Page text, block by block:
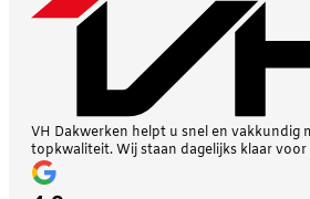
VH Dakwerken helpt u snel en vakkundig
topkwaliteit. Wij staan dagelijks klaar